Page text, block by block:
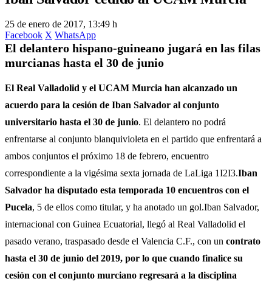
25 de enero de 2017, 13:49 h
Facebook X WhatsApp
El delantero hispano-guineano jugará en las filas
murcianas hasta el 30 de junio
El Real Valladolid y el UCAM Murcia han alcanzado un
acuerdo para la cesión de Iban Salvador al conjunto
universitario hasta el 30 de junio. El delantero no podrá
enfrentarse al conjunto blanquivioleta en el partido que enfrentará a
ambos conjuntos el próximo 18 de febrero, encuentro
correspondiente a la vigésima sexta jornada de LaLiga 1I2I3.Iban
Salvador ha disputado esta temporada 10 encuentros con el
Pucela, 5 de ellos como titular, y ha anotado un gol.Iban Salvador,
internacional con Guinea Ecuatorial, llegó al Real Valladolid el
pasado verano, traspasado desde el Valencia C.F., con un contrato
hasta el 30 de junio del 2019, por lo que cuando finalice su
cesión con el conjunto murciano regresará a la disciplina